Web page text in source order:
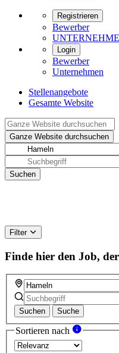
Registrieren
Bewerber
Login
Bewerber
Unternehmen
Stellenangebote
Gesamte Website
Filter
Finde hier den Job,
Suchen Suche
Sortieren nach